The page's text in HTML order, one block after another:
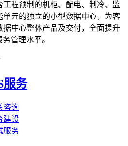
工程预制的机柜、配电、制冷、监
单元的独立的小型数据中心，为客
据中心整体产品及交付，全面提升
管理水平。
服务
咨询
建设
服务